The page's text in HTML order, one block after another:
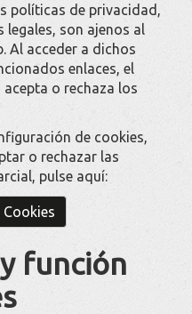
políticas de privacidad,
son ajenos al
Al acceder a dichos
enlaces, el
o rechaza los
de cookies,
o rechazar las
pulse aquí:
función